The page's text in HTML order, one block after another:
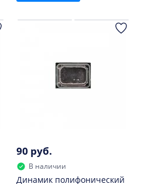
90 руб.
В наличии
Динамик полифонический